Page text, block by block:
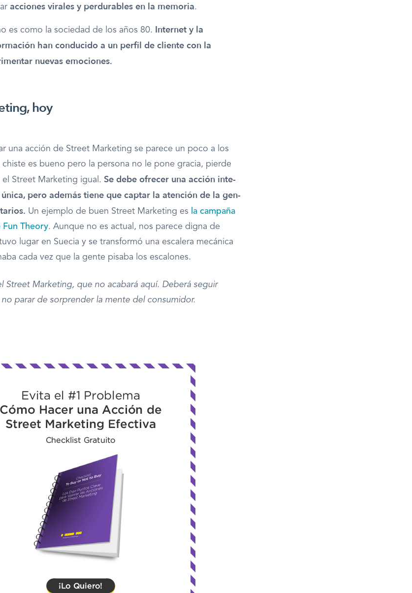
acciones virales y perdurables en la memoria.
es como la sociedad de los años 80. Internet y la
han con­ducido a un perfil de cliente con la
nue­vas emociones.
hoy
una acción de Street Marketing se parece un poco a los
chiste es bueno pero la persona no le pone gracia, pierde
el Street Marketing igual. Se debe ofrecer una acción inte­
pero además tiene que captar la atención de la gen­
Un ejemplo de buen Street Marketing es la campaña
Fun Theory. Aunque no es actual, nos parece digna de
lugar en Suecia y se transformó una escalera mecánica
cada vez que la gente pisaba los escalones.
Street Marketing, que no acabará aquí. Deberá seguir
parar de sorprender la mente del consumidor.